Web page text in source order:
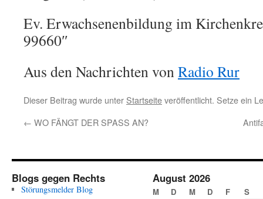
Ev. Erwachsenenbildung im
99660″
Aus den Nachrichten vonRadio Rur
Dieser Beitrag wurde unter Startseiteveröffentlicht. Setze ein
← WO FÄNGT DER SPASS AN?
Blogs gegen Rechts
Störungsmelder Blog
August 2026
M D M D F S